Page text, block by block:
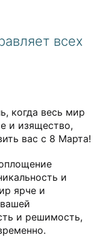
всех
когда весь мир
и изящество,
вас с 8 Марта!
и
ярче и
и решимость,